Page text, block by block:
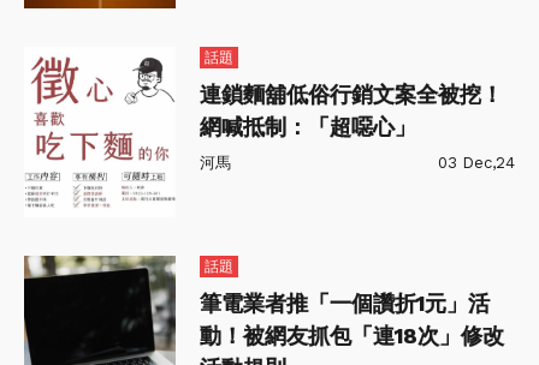
話題
連鎖麵舖低俗行銷文案全被挖！
網喊抵制：「超噁心」
河馬 03 Dec,24
話題
筆電業者推「一個讚折1元」活
動！被網友抓包「連18次」修改